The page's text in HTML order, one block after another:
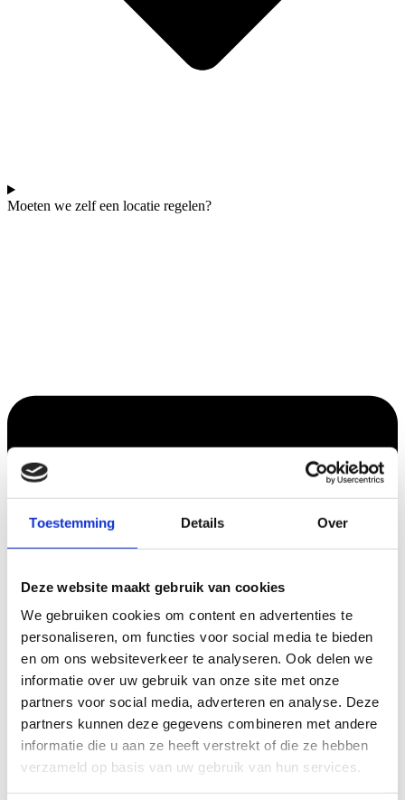
Toestemming Details Over
Deze website maakt gebruik van cookies
We gebruiken cookies om content en advertenties te
personaliseren, om functies voor social media te bieden
en om ons websiteverkeer te analyseren. Ook delen we
informatie over uw gebruik van onze site met onze
partners voor social media, adverteren en analyse. Deze
partners kunnen deze gegevens combineren met andere
informatie die u aan ze heeft verstrekt of die ze hebben
verzameld op basis van uw gebruik van hun services.
Moeten we zelf een locatie regelen?